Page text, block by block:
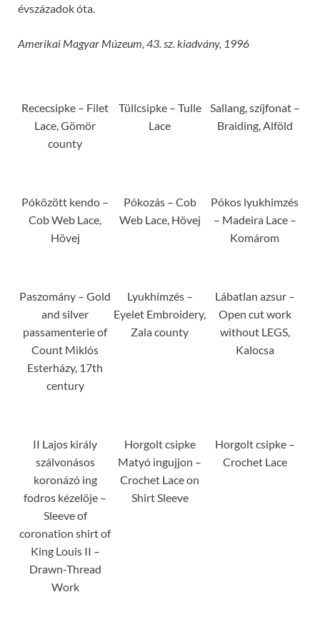
évszázadok óta.
Amerikai Magyar Múzeum, 43. sz. kiadvány, 1996
Rececsipke – Filet
Lace, Gömör
county
Tüllcsipke – Tulle
Lace
Sallang, szíjfonat –
Braiding, Alföld
Póközött kendo –
Cob Web Lace,
Hövej
Pókozás – Cob
Web Lace, Hövej
Pókos lyukhimzés
– Madeira Lace –
Komárom
Paszomány – Gold
and silver
passamenterie of
Count Miklós
Esterházy, 17th
century
Lyukhímzés –
Eyelet Embroidery,
Zala county
Lábatlan azsur –
Open cut work
without LEGS,
Kalocsa
II Lajos király
szálvonásos
koronázó ing
fodros kézelöje –
Sleeve of
coronation shirt of
King Louis II –
Drawn-Thread
Work
Horgolt csipke
Matyó ingujjon –
Crochet Lace on
Shirt Sleeve
Horgolt csipke –
Crochet Lace